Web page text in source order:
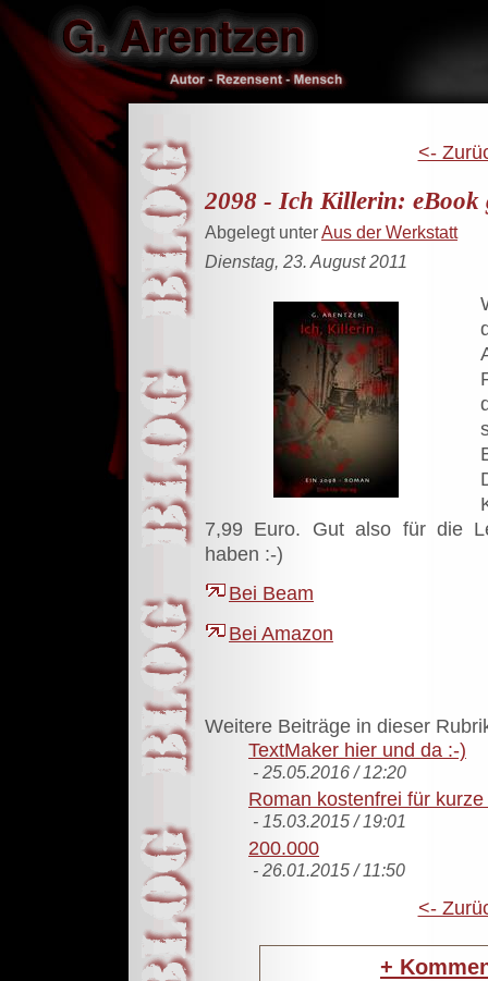
<-
2098 - Ich Killerin: eBook
Abgelegt unterAus der Werkstatt
Dienstag, 23. August 2011
7,99 Euro. Gut also für die
haben :-)
Bei Beam
Bei Amazon
Weitere Beiträge in dieser
TextMaker hier und da :-)
- 25.05.2016 / 12:20
Roman kostenfrei für
- 15.03.2015 / 19:01
200.000
- 26.01.2015 / 11:50
<-
+